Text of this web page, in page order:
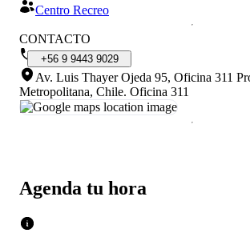
Agenda tu hora
Centro Recreo
CONTACTO
+56 9 9443 9029
Av. Luis Thayer Ojeda 95, Oficina 311
Metropolitana, Chile. Oficina 311